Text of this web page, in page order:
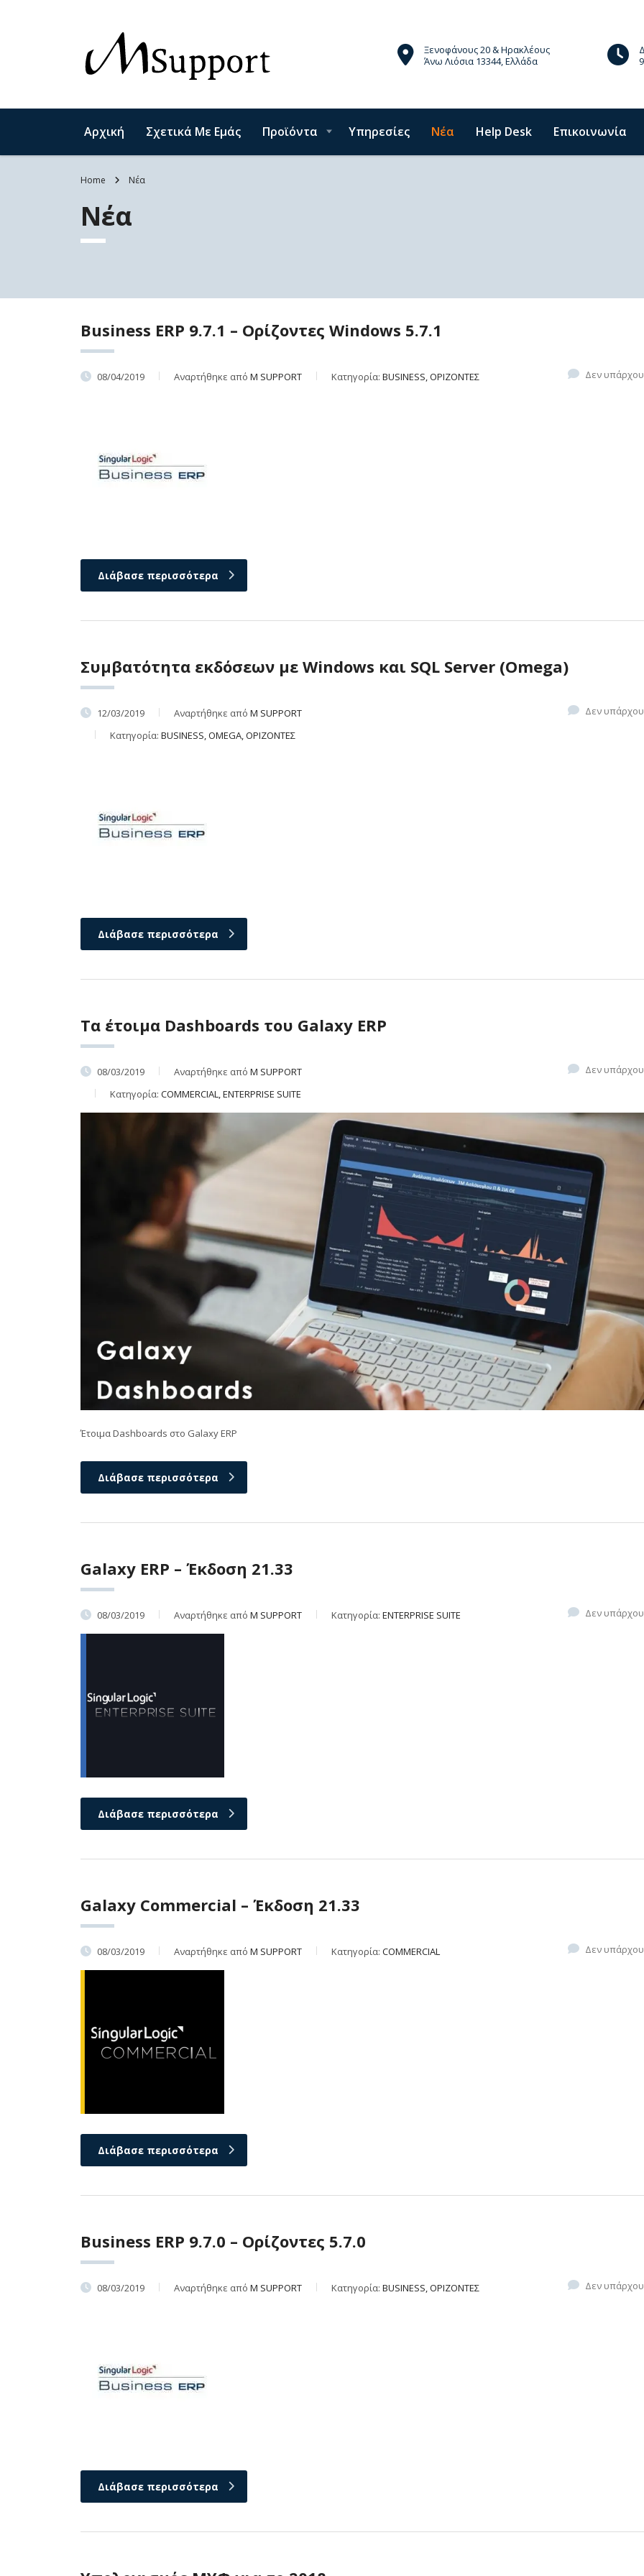
Ξενοφάνους 20 & Ηρακλέους
Άνω Λιόσια 13344, Ελλάδα
Αρχική Σχετικά Με Εμάς Προϊόντα Υπηρεσίες Νέα Help Desk Επικοινωνία
Home Νέα
Νέα
Business ERP 9.7.1 – Ορίζοντες Windows 5.7.1
08/04/2019 Αναρτήθηκε από M SUPPORT Κατηγορία: BUSINESS, ΟΡΙΖΟΝΤΕΣ Δεν
Διάβασε περισσότερα
Συμβατότητα εκδόσεων με Windows και SQL Server (Omega)
12/03/2019 Αναρτήθηκε από M SUPPORT
Κατηγορία: BUSINESS, OMEGA, ΟΡΙΖΟΝΤΕΣ
Δεν
Διάβασε περισσότερα
Τα έτοιμα Dashboards του Galaxy ERP
08/03/2019 Αναρτήθηκε από M SUPPORT
Κατηγορία: COMMERCIAL, ENTERPRISE SUITE
Δεν
Έτοιμα Dashboards στο Galaxy ERP
Διάβασε περισσότερα
Galaxy ERP – Έκδοση 21.33
08/03/2019 Αναρτήθηκε από M SUPPORT Κατηγορία: ENTERPRISE SUITE Δεν
Διάβασε περισσότερα
Galaxy Commercial – Έκδοση 21.33
08/03/2019 Αναρτήθηκε από M SUPPORT Κατηγορία: COMMERCIAL Δεν
Διάβασε περισσότερα
Business ERP 9.7.0 – Ορίζοντες 5.7.0
08/03/2019 Αναρτήθηκε από M SUPPORT Κατηγορία: BUSINESS, ΟΡΙΖΟΝΤΕΣ Δεν
Διάβασε περισσότερα